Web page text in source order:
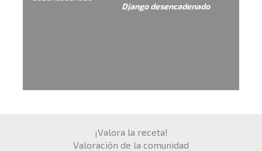
Django desencadenado
¡Valora la receta!
Valoración de la comunidad